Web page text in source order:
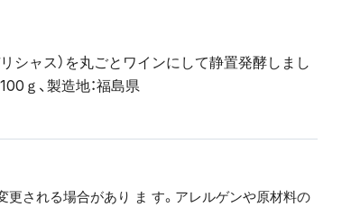
シャス）を丸ごとワインにして静置発酵しまし
ｇ、製造地：福島県
される場合があり ま す。アレルゲンや原材料の